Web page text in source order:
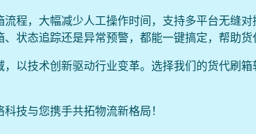
程，大幅减少人工操作时间，支持多平台无缝
状态追踪还是异常预警，都能一键搞定，帮助货
以技术创新驱动行业变革。选择我们的货代刷
技与您携手共拓物流新格局！